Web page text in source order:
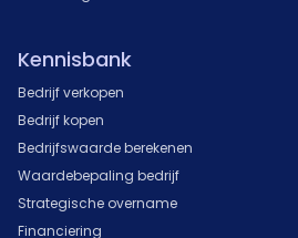
Kennisbank
Bedrijf verkopen
Bedrijf kopen
Bedrijfswaarde berekenen
Waardebepaling bedrijf
Strategische overname
Financiering